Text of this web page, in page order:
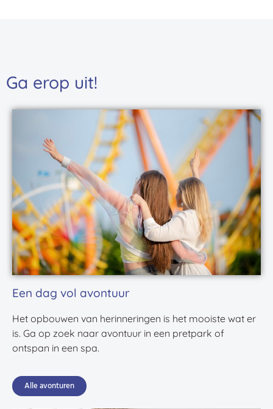
Ga erop uit!
Een dag vol avontuur
Het opbouwen van herinneringen is het mooiste wat er
is. Ga op zoek naar avontuur in een pretpark of
ontspan in een spa.
Alle avonturen